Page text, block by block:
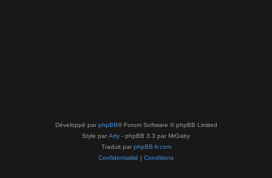
Développé par phpBB® Forum Software © phpBB Limited
Style par Arty - phpBB 3.3 par MrGaby
Traduit par phpBB-fr.com
Confidentialité | Conditions